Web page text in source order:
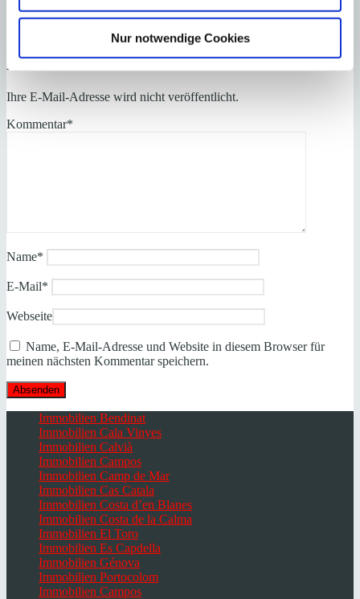
Nur notwendige Cookies
Kommentar schreiben
Ihre E-Mail-Adresse wird nicht veröffentlicht.
Kommentar*
Name*
E-Mail*
Webseite
Name, E-Mail-Adresse und Website in diesem Browser für
meinen nächsten Kommentar speichern.
Immobilien Bendinat
Immobilien Cala Vinyes
Immobilien Calvià
Immobilien Campos
Immobilien Camp de Mar
Immobilien Cas Catala
Immobilien Costa d’en Blanes
Immobilien Costa de la Calma
Immobilien El Toro
Immobilien Es Capdella
Immobilien Génova
Immobilien Portocolom
Immobilien Campos